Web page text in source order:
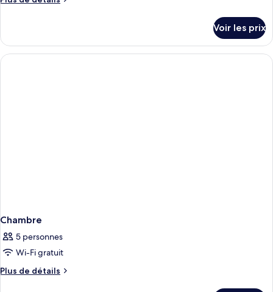
le
type
de
Voir les prix
Chambre
5 personnes
Wi-Fi gratuit
Plus de détails
Plus